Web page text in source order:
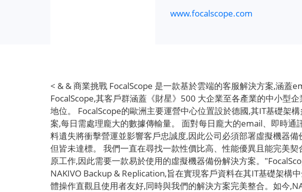
www.focalscope.com
< & & 商業挑戰 FocalScope 是一款基於雲端的客服解決方案,涵
FocalScope,其客戶群涵蓋《財星》500 大企業至各產業的中小型
地位。 FocalScope的歐洲主要運營中心位置設於德國,其IT基礎架
案,每日需處理龐大的數據傳輸量。 面對每日龐大的email、即時
料遺失將衝擊營運並影響客戶忠誠度,因此公司必須部署虛擬機器
但皆未達標。 我們一直在尋找一款性價比高、性能優異且能完美
原工作,因此需要一款易於使用的虛擬機器備份解決方案。
NAKIVO Backup & Replication,旨在實現客戶資料在其IT基礎架構
體操作直觀且使用者友好,同時與我們的解決方案完美整合。如今